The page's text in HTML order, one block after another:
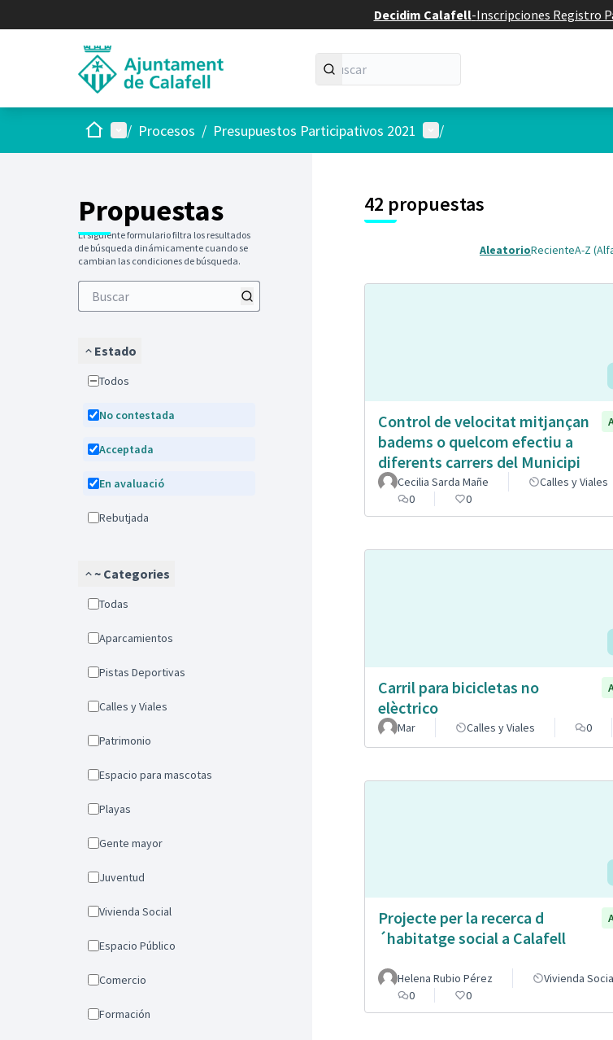
Decidim Calafell-Inscripciones Registro
InicioMenú principal
/ Procesos / Presupuestos Participativos 2021 Menú de usuario
/
Propuestas
El siguiente formulario filtra los resultados
de búsqueda dinámicamente cuando se
cambian las condiciones de búsqueda.
Estado
Todos
No contestada
Acceptada
En avaluació
Rebutjada
~ Categories
Todas
Aparcamientos
Pistas Deportivas
Calles y Viales
Patrimonio
Espacio para mascotas
Playas
Gente mayor
Juventud
Vivienda Social
Espacio Público
Comercio
Formación
42 propuestas
AleatorioRecienteA-Z
Control de velocitat mitjançan
badems o quelcom efectiu a
diferents carrers del Municipi
Cecilia Sarda Mañe
Calles y Viales
0
0
Carril para bicicletas no
elèctrico
Mar Calles y Viales 0
Projecte per la recerca d
´habitatge social a Calafell
Helena Rubio Pérez
Vivienda
0
0